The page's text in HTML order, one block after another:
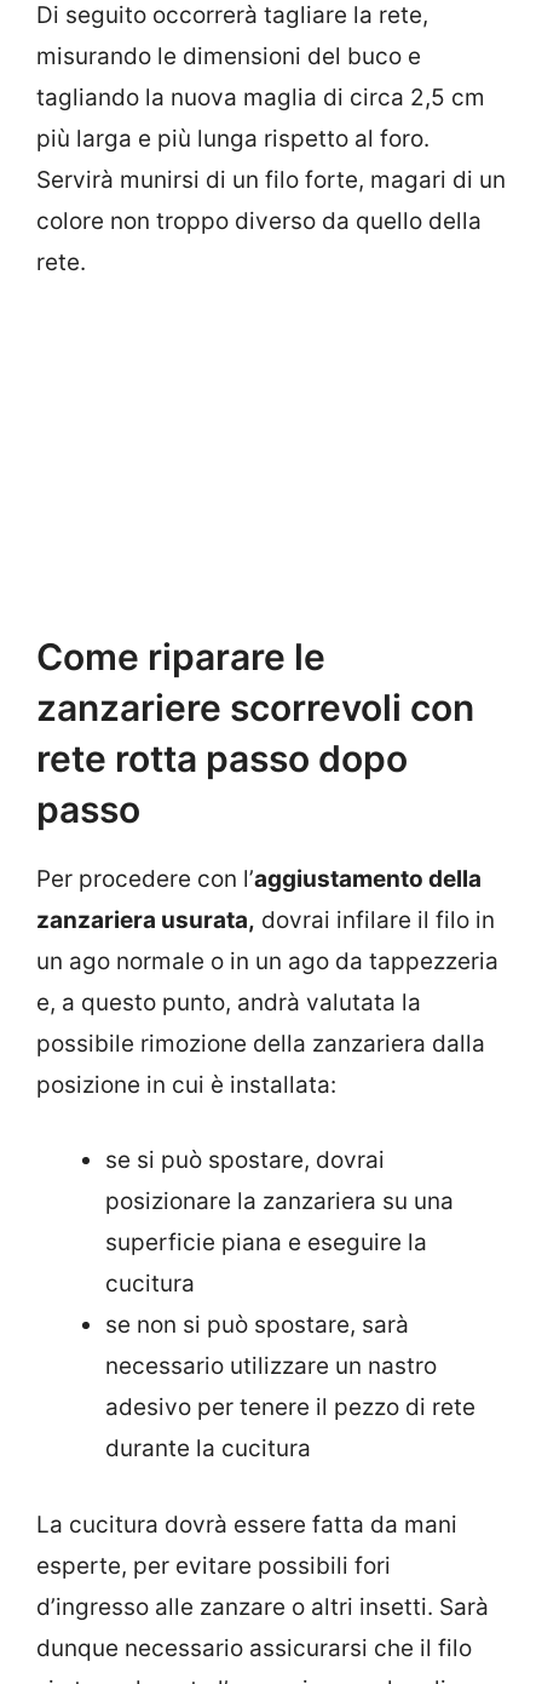
Di seguito occorrerà tagliare la rete,
misurando le dimensioni del buco e
tagliando la nuova maglia di circa 2,5 cm
più larga e più lunga rispetto al foro.
Servirà munirsi di un filo forte, magari di un
colore non troppo diverso da quello della
rete.
Come riparare le
zanzariere scorrevoli con
rete rotta passo dopo
passo
Per procedere con l’aggiustamento della
zanzariera usurata, dovrai infilare il filo in
un ago normale o in un ago da tappezzeria
e, a questo punto, andrà valutata la
possibile rimozione della zanzariera dalla
posizione in cui è installata:
se si può spostare, dovrai
posizionare la zanzariera su una
superficie piana e eseguire la
cucitura
se non si può spostare, sarà
necessario utilizzare un nastro
adesivo per tenere il pezzo di rete
durante la cucitura
La cucitura dovrà essere fatta da mani
esperte, per evitare possibili fori
d’ingresso alle zanzare o altri insetti. Sarà
dunque necessario assicurarsi che il filo